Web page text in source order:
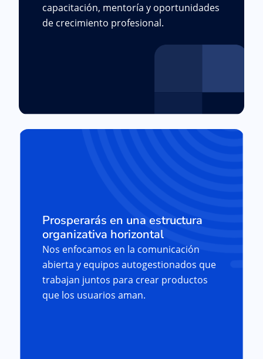
capacitación, mentoría y oportunidades
de crecimiento profesional.
Prosperarás en una estructura
organizativa horizontal
Nos enfocamos en la comunicación
abierta y equipos autogestionados que
trabajan juntos para crear productos
que los usuarios aman.